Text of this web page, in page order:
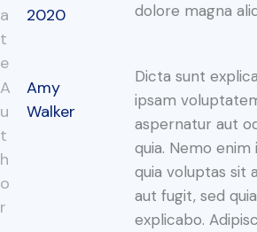
a
t
e
2020
A
u
t
h
o
r
Amy
Walker
dolore magna
Dicta sunt
ipsam
aspernatur aut
quia. Nemo
quia voluptas sit
aut fugit, sed
explicabo.